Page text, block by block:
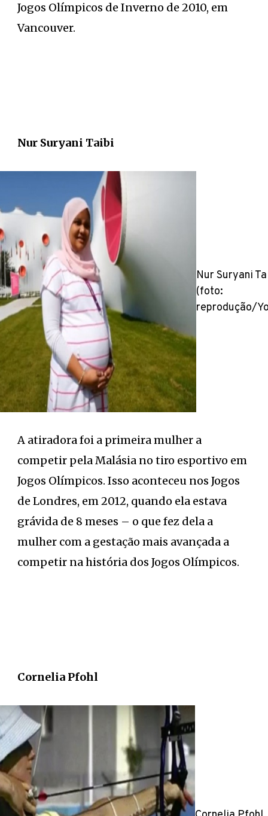
Jogos Olímpicos de Inverno de 2010, em
Vancouver.
Nur Suryani Taibi
Nur Suryani
(foto:
reprodução/
A atiradora foi a primeira mulher a
competir pela Malásia no tiro esportivo em
Jogos Olímpicos. Isso aconteceu nos Jogos
de Londres, em 2012, quando ela estava
grávida de 8 meses – o que fez dela a
mulher com a gestação mais avançada a
competir na história dos Jogos Olímpicos.
Cornelia Pfohl